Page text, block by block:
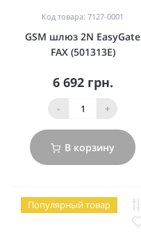
Код товара: 7127-0001
GSM шлюз 2N EasyGate
FAX (501313E)
6 692 грн.
- +
В корзину
Популярный товар